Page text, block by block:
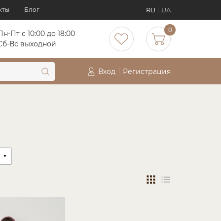
Блог RU UA
Пт с 10:00 до 18:00
Вс выходной
0
Вход Регистрация